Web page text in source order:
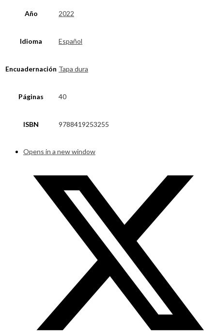
Año 2022
Idioma Español
Encuadernación Tapa dura
Páginas 40
ISBN 9788419253255
Opens in a new window